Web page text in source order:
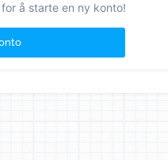
å starte en ny konto!